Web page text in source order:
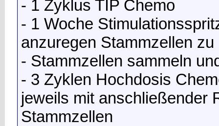
- 1 Zyklus TIP Chemo
- 1 Woche
anzuregen Stammzellen
- Stammzellen sammeln
- 3 Zyklen Hochdosis
jeweils mit anschließender
Stammzellen